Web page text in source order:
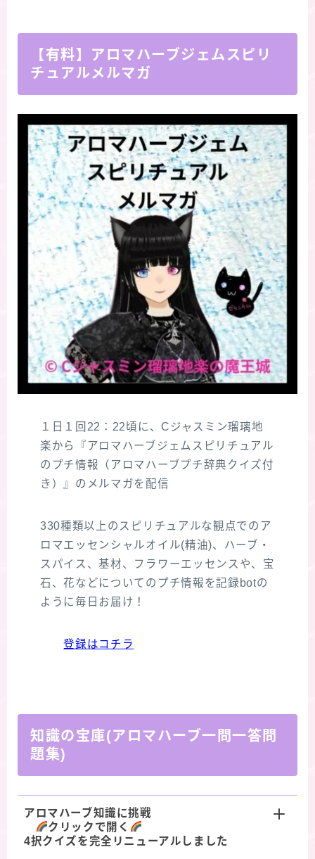
【有料】アロマハーブジェムスピリ
チュアルメルマガ
１日１回22：22頃に、Cジャスミン瑠璃地
楽から『アロマハーブジェムスピリチュアル
のプチ情報（アロマハーブプチ辞典クイズ付
き）』のメルマガを配信
330種類以上のスピリチュアルな観点でのア
ロマエッセンシャルオイル(精油)、ハーブ・
スパイス、基材、フラワーエッセンスや、宝
石、花などについてのプチ情報を記録botの
ように毎日お届け！
登録はコチラ
知識の宝庫(アロマハーブ一問一答問
題集)
アロマハーブ知識に挑戦
クリックで開く
4択クイズを完全リニューアルしました